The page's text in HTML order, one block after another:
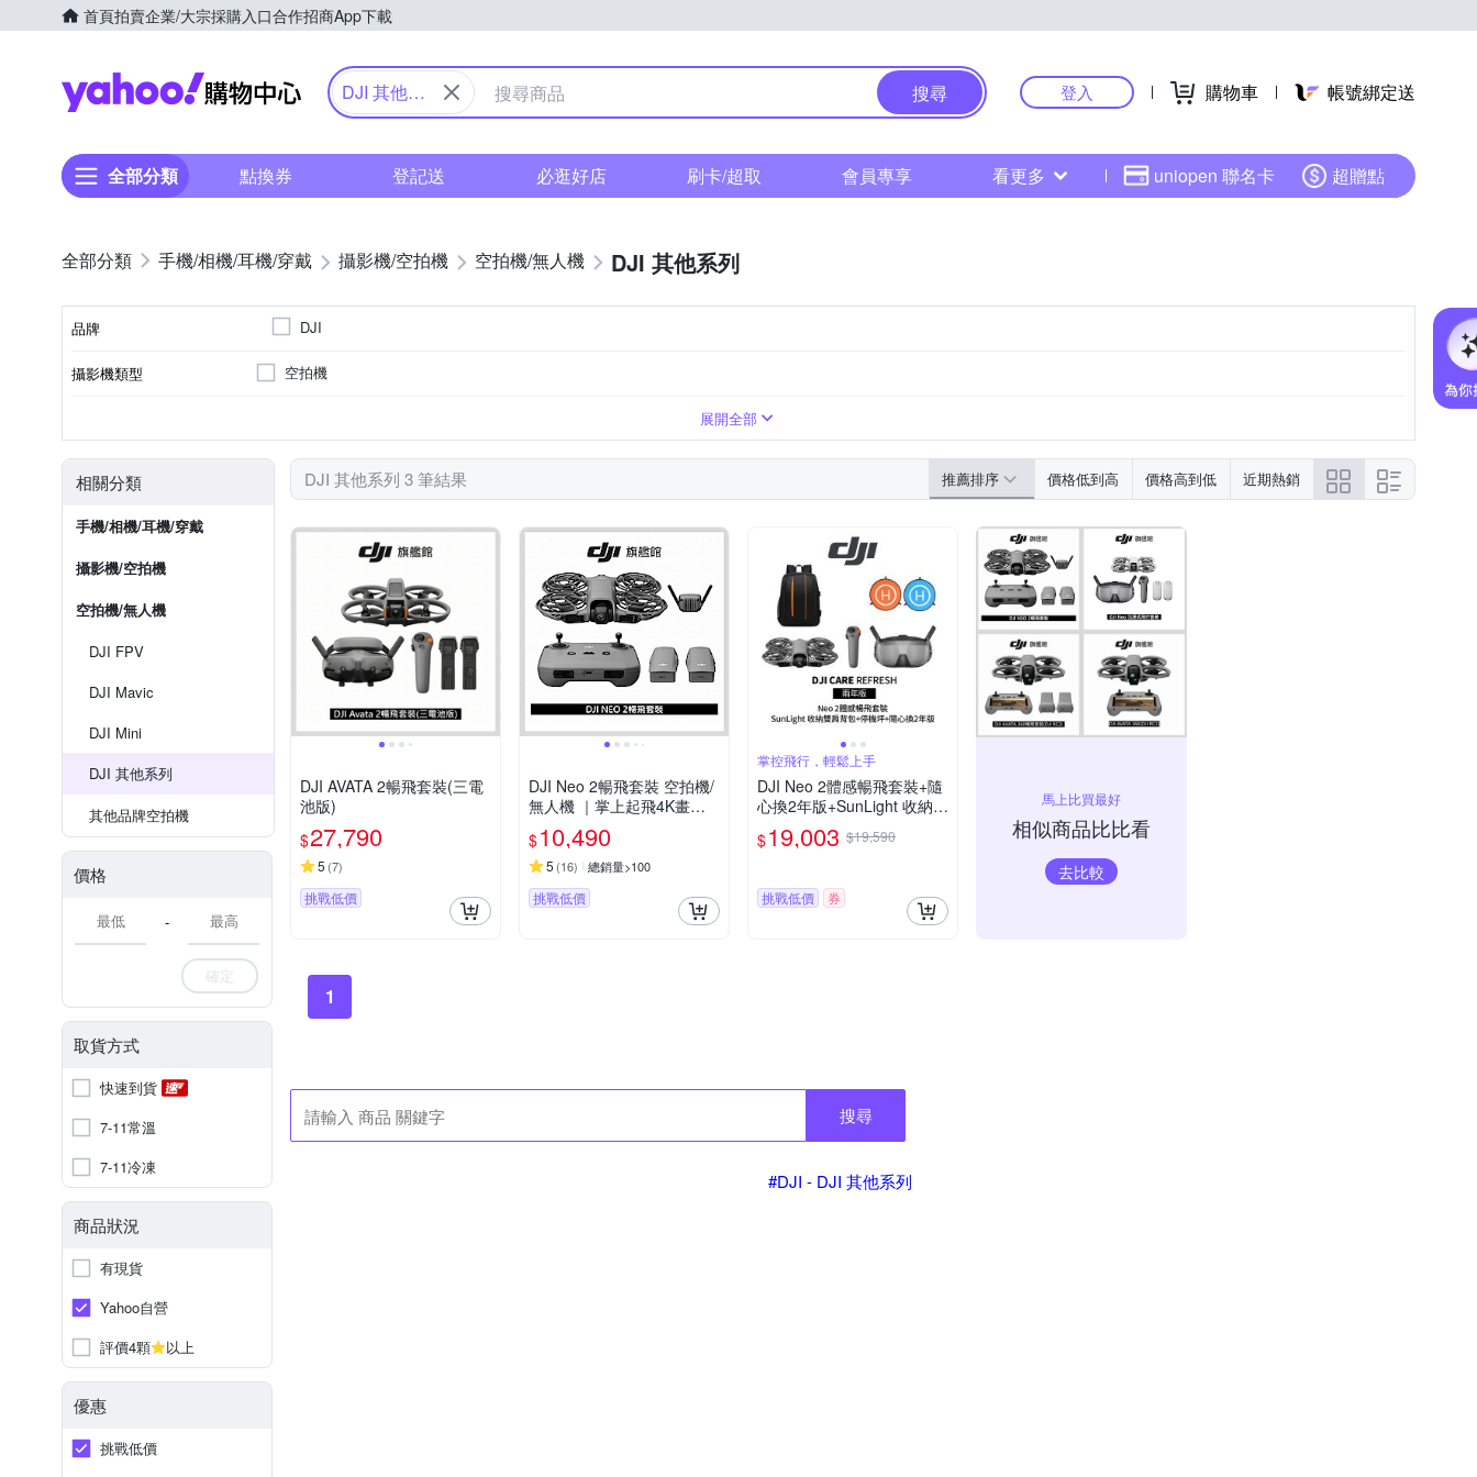
首頁拍賣企業/大宗採購入口合作招商App下載
Yahoo購物中心
DJI 其他系
搜尋 登入 購物車 帳號綁定送
全部分類 點換券 登記送 必逛好店 刷卡/超取 會員專享 看更多 uniopen 聯名卡 超贈點
手機/相機/耳機/穿戴 攝影機/空拍機 空拍機/無人機 DJI 其他系列
品牌 DJI
攝影機類型 空拍機
展開全部
相關分類
手機/相機/耳機/穿戴
攝影機/空拍機
空拍機/無人機
DJI FPV
DJI Mavic
DJI Mini
DJI 其他系列
其他品牌空拍機
價格
-
確定
取貨方式
快速到貨
7-11常溫
7-11冷凍
商品狀況
有現貨
Yahoo自營
評價4顆
以上
優惠
挑戰低價
DJI 其他系列 3 筆結果 推薦排序 價格低到高 價格高到低 近期熱銷
DJI AVATA 2暢飛套裝(三電
池版)
$27,790
5 (7)
挑戰低價
DJI Neo 2暢飛套裝 空拍機/
無人機 ｜掌上起飛4K畫質
｜全向避障最安心
$10,490
5 (16) 總銷量>100
挑戰低價
掌控飛行，輕鬆上手
DJI Neo 2體感暢飛套裝+隨
心換2年版+SunLight 收納雙
肩背包+SunLight PK-075 停
機坪 (聯強公司貨)
$19,003 $19,590
挑戰低價 券
馬上比買最好
相似商品比比看
去比較
1
搜尋
#DJI - DJI 其他系列